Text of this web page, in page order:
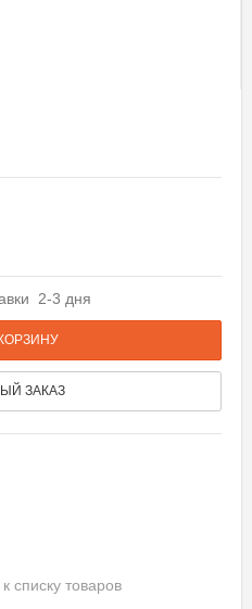
2-3 дня
ЗАКАЗ
списку товаров